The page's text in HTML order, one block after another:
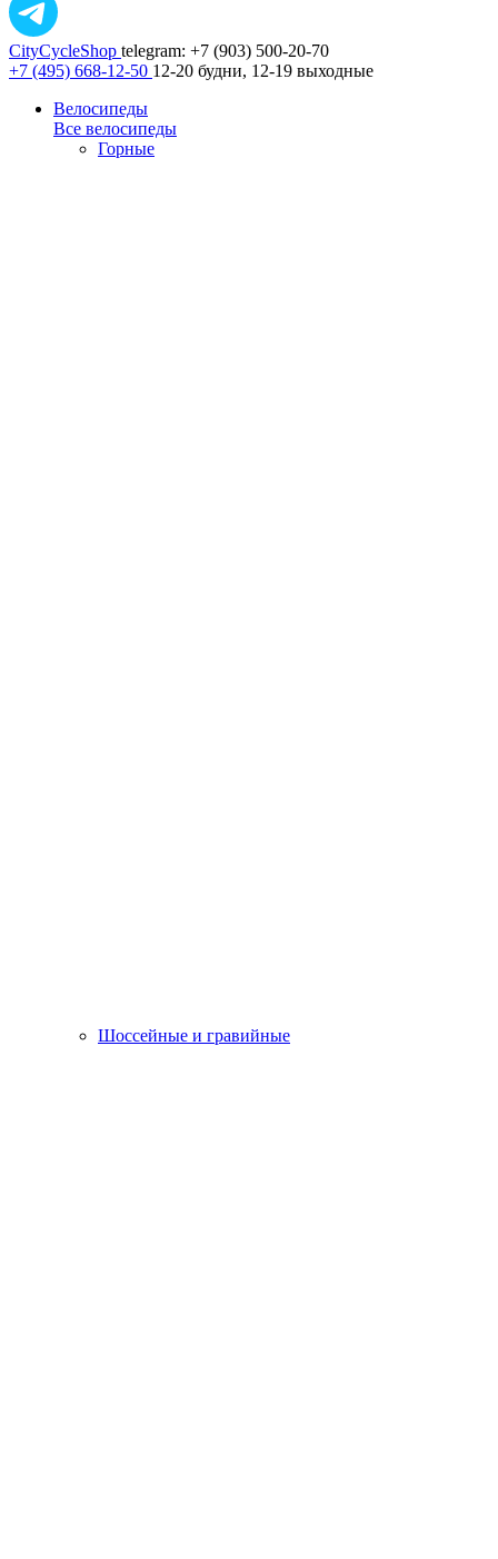
CityCycleShop telegram: +7 (903) 500-20-70
+7 (495) 668-12-50 12-20 будни, 12-19 выходные
Велосипеды
Все велосипеды
Горные
Шоссейные и гравийные